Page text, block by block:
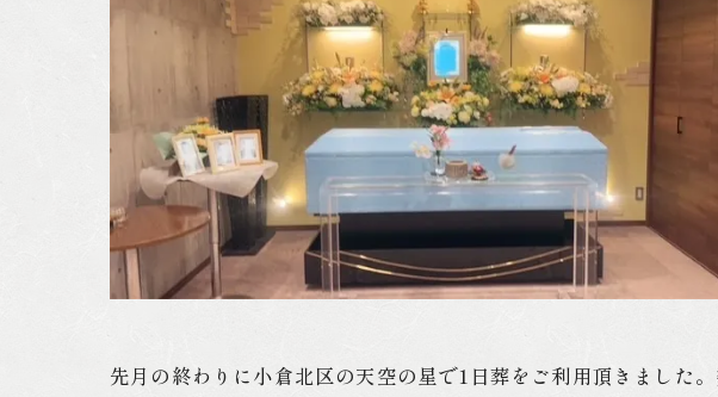
先月の終わりに小倉北区の天空の星で1日葬をご利用頂きました